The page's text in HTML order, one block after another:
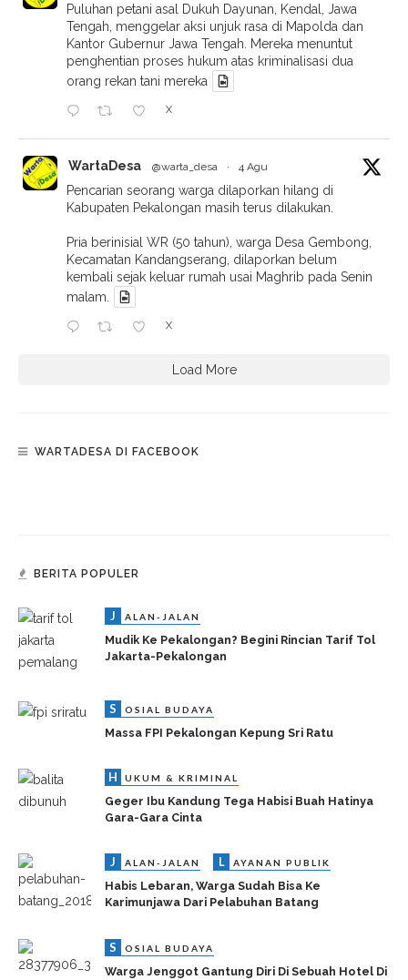
Puluhan petani asal Dukuh Dayunan, Kendal, Jawa
Tengah, menggelar aksi unjuk rasa di Mapolda dan
Kantor Gubernur Jawa Tengah. Mereka menuntut
penghentian proses hukum atas kriminalisasi dua
orang rekan tani mereka
X
WartaDesa @warta_desa · 4 Agu
Pencarian seorang warga dilaporkan hilang di
Kabupaten Pekalongan masih terus dilakukan.
Pria berinisial WR (50 tahun), warga Desa Gembong,
Kecamatan Kandangserang, dilaporkan belum
kembali sejak keluar rumah usai Maghrib pada Senin
malam.
X
Load More
WARTADESA DI FACEBOOK
BERITA POPULER
J ALAN-JALAN
Mudik Ke Pekalongan? Begini Rincian Tarif Tol
Jakarta-Pekalongan
S OSIAL BUDAYA
Massa FPI Pekalongan Kepung Sri Ratu
H UKUM & KRIMINAL
Geger Ibu Kandung Tega Habisi Buah Hatinya
Gara-Gara Cinta
J ALAN-JALAN L AYANAN PUBLIK
Habis Lebaran, Warga Sudah Bisa Ke
Karimunjawa Dari Pelabuhan Batang
S OSIAL BUDAYA
Warga Jenggot Gantung Diri Di Sebuah Hotel Di